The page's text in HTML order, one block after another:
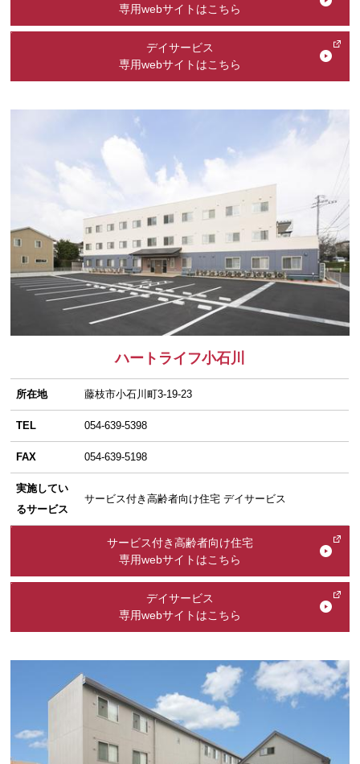
専用webサイトはこちら
デイサービス
専用webサイトはこちら
ハートライフ小石川
所在地 藤枝市小石川町3-19-23
TEL 054-639-5398
FAX 054-639-5198
実施してい
るサービス
サービス付き高齢者向け住宅 デイサービス
サービス付き高齢者向け住宅
専用webサイトはこちら
デイサービス
専用webサイトはこちら